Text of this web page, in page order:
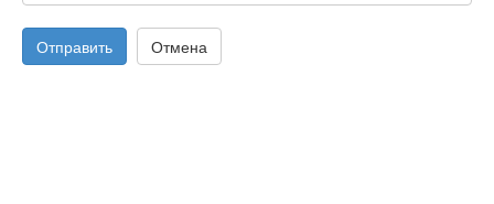
Отправить Отмена